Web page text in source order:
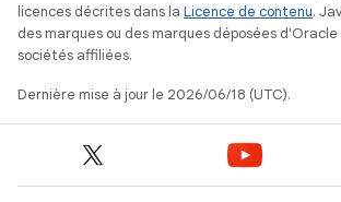
licences décrites dans la Licence de contenu.
des marques ou des marques déposées
sociétés affiliées.
Dernière mise à jour le 2026/06/18 (UTC).